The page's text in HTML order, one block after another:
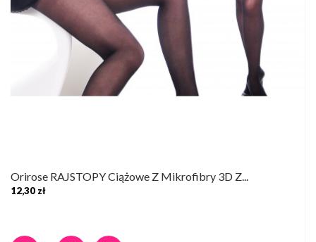
Orirose RAJSTOPY Ciążowe Z Mikrofibry 3D Z...
12,30 zł